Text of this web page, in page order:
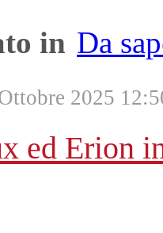
in Da
2025
ed Erion